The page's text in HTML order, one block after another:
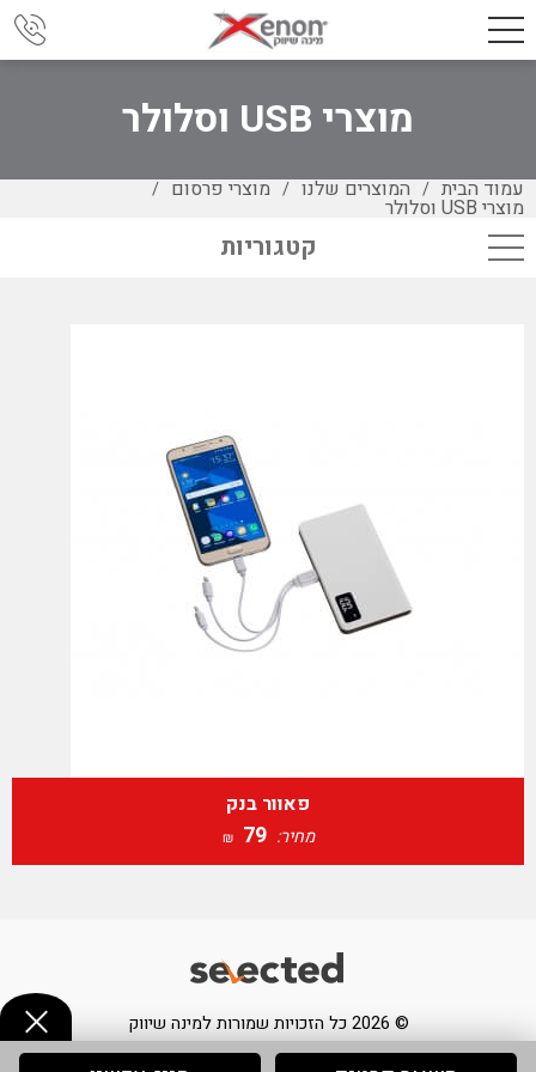
מוצרי USB וסלולר
עמוד הבית / המוצרים שלנו / מוצרי פרסום /
מוצרי USB וסלולר
קטגוריות
פאוור בנק
מחיר: 79
₪
© 2026 כל הזכויות שמורות למינה שיווק